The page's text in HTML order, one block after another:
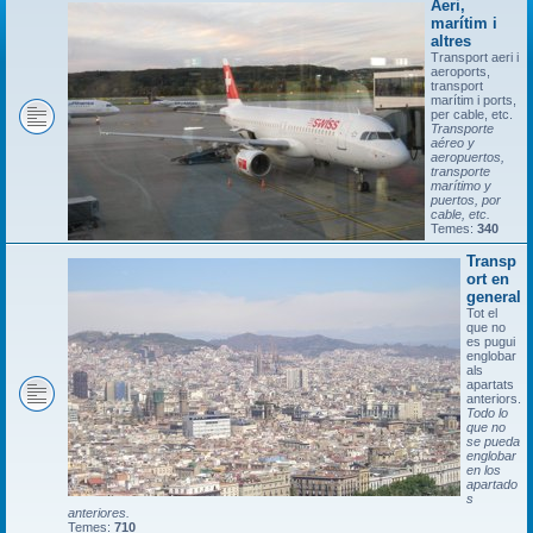
Aeri,
marítim i
altres
Transport aeri i
aeroports,
transport
marítim i ports,
per cable, etc.
Transporte
aéreo y
aeropuertos,
transporte
marítimo y
puertos, por
cable, etc.
Temes: 340
Transp
ort en
general
Tot el
que no
es pugui
englobar
als
apartats
anteriors.
Todo lo
que no
se pueda
englobar
en los
apartado
s
anteriores.
Temes: 710